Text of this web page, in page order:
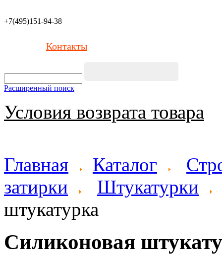
+7(495)151-94-38
Контакты
Расширенный поиск
Условия возврата товара
Главная Каталог
затирки
Штукатурки
штукатурка
Силиконовая